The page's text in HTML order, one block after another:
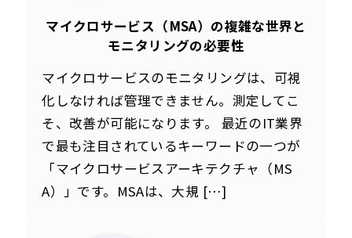
マイクロサービス（MSA）の複雑な世界と
モニタリングの必要性
マイクロサービスのモニタリングは、可視
化しなければ管理できません。測定してこ
そ、改善が可能になります。 最近のIT業界
で最も注目されているキーワードの一つが
「マイクロサービスアーキテクチャ（MS
A）」です。MSAは、大規 […]